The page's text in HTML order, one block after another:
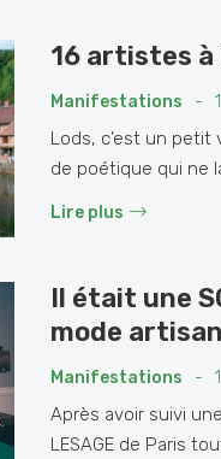
16 artistes
Manifestations -
Lods, c’est un petit
de poétique qui ne
Lire plus
Il était une
mode
Manifestations -
Après avoir suivi
LESAGE de Paris